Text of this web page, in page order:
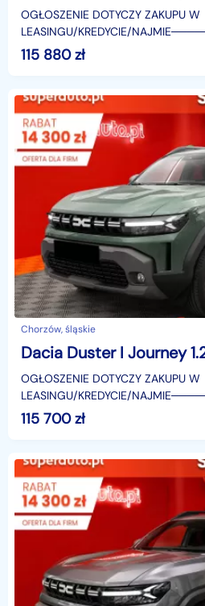
OGŁOSZENIE DOTYCZY ZAKUPU W
LEASINGU/KREDYCIE/
SUPERAUTO.PL?✔ Lider ryn
115 880zł
Chorzów, śląskie
OGŁOSZENIE DOTYCZY ZAKUPU W
LEASINGU/KREDYCIE/
SUPERAUTO.PL?✔ Lider ryn
115 700zł